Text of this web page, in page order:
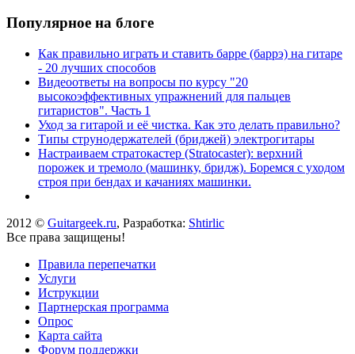
Популярное на блоге
Как правильно играть и ставить барре (баррэ) на гитаре
- 20 лучших способов
Видеоответы на вопросы по курсу "20
высокоэффективных упражнений для пальцев
гитаристов". Часть 1
Уход за гитарой и её чистка. Как это делать правильно?
Типы струнодержателей (бриджей) электрогитары
Настраиваем стратокастер (Stratocaster): верхний
порожек и тремоло (машинку, бридж). Боремся с уходом
строя при бендах и качаниях машинки.
2012 © Guitargeek.ru, Разработка: Shtirlic
Все права защищены!
Правила перепечатки
Услуги
Иструкции
Партнерская программа
Опрос
Карта сайта
Форум поддержки